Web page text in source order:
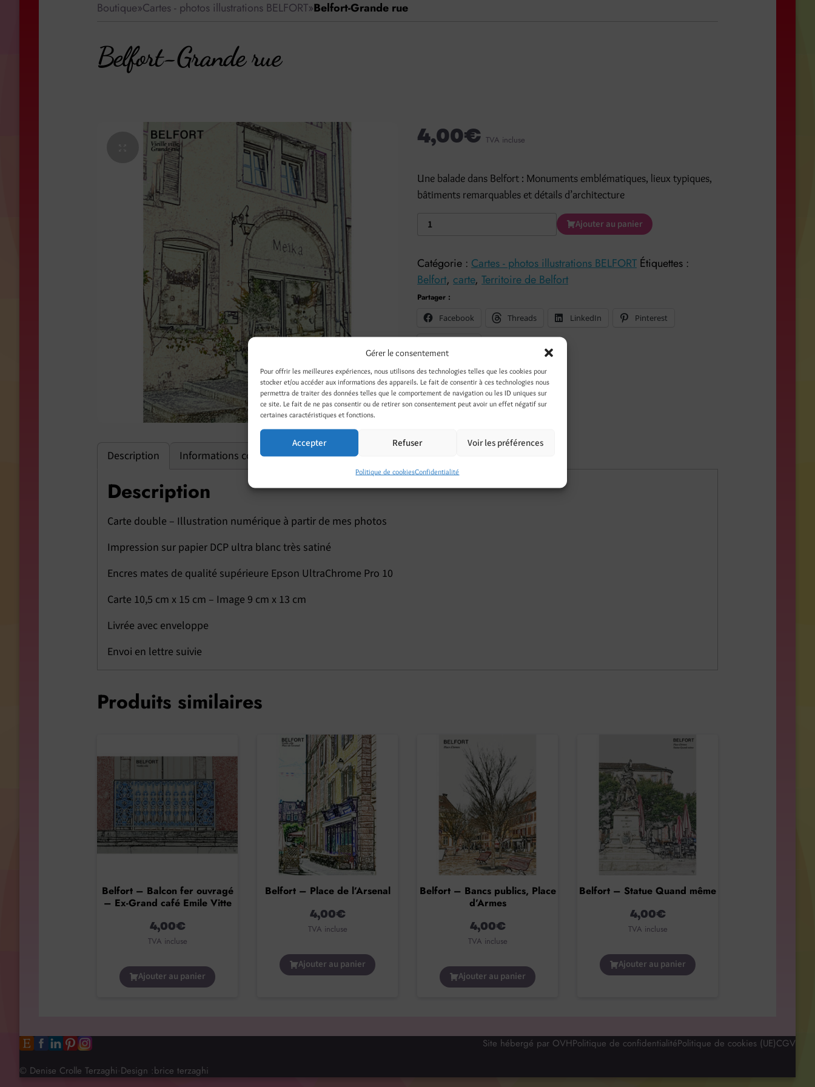
Gérer le consentement
Pour offrir les meilleures expériences, nous utilisons des technologies telles que les cookies pour
stocker et/ou accéder aux informations des appareils. Le fait de consentir à ces technologies nous
permettra de traiter des données telles que le comportement de navigation ou les ID uniques sur
ce site. Le fait de ne pas consentir ou de retirer son consentement peut avoir un effet négatif sur
certaines caractéristiques et fonctions.
Accepter Refuser Voir les préférences
Politique de cookiesConfidentialité
Boutique»Cartes - photos illustrations BELFORT»Belfort-Grande rue
Belfort-Grande rue
4,00€ TVA incluse
Une balade dans Belfort : Monuments emblématiques, lieux typiques,
bâtiments remarquables et détails d’architecture
Ajouter au panier
Catégorie : Cartes - photos illustrations BELFORT Étiquettes :
Belfort, carte, Territoire de Belfort
Partager :
Facebook
Threads LinkedIn Pinterest
Description Informations complémentaires Avis (0)
Description
Carte double – Illustration numérique à partir de mes photos
Impression sur papier DCP ultra blanc très satiné
Encres mates de qualité supérieure Epson UltraChrome Pro 10
Carte 10,5 cm x 15 cm – Image 9 cm x 13 cm
Livrée avec enveloppe
Envoi en lettre suivie
Produits similaires
Belfort – Balcon fer ouvragé
– Ex-Grand café Emile Vitte
4,00€
TVA incluse
Ajouter au panier
Belfort – Place de l’Arsenal
4,00€
TVA incluse
Ajouter au panier
Belfort – Bancs publics, Place
d’Armes
4,00€
TVA incluse
Ajouter au panier
Belfort – Statue Quand même
4,00€
TVA incluse
Ajouter au panier
Site hébergé par OVHPolitique de confidentialitéPolitique de cookies (UE)CGV
© Denise Crolle Terzaghi Design :brice terzaghi